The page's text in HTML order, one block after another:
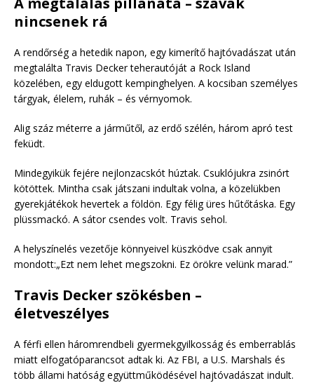
nincsenek rá
A rendőrség a hetedik napon, egy kimerítő hajtóvadászat után
megtalálta Travis Decker teherautóját a Rock Island
közelében, egy eldugott kempinghelyen. A kocsiban személyes
tárgyak, élelem, ruhák – és vérnyomok.
Alig száz méterre a járműtől, az erdő szélén, három apró test
feküdt.
Mindegyikük fejére nejlonzacskót húztak. Csuklójukra zsinórt
kötöttek. Mintha csak játszani indultak volna, a közelükben
gyerekjátékok hevertek a földön. Egy félig üres hűtőtáska. Egy
plüssmackó. A sátor csendes volt. Travis sehol.
A helyszínelés vezetője könnyeivel küszködve csak annyit
mondott:„Ezt nem lehet megszokni. Ez örökre velünk marad.”
Travis Decker szökésben –
életveszélyes
A férfi ellen háromrendbeli gyermekgyilkosság és emberrablás
miatt elfogatóparancsot adtak ki. Az FBI, a U.S. Marshals és
több állami hatóság együttműködésével hajtóvadászat indult.